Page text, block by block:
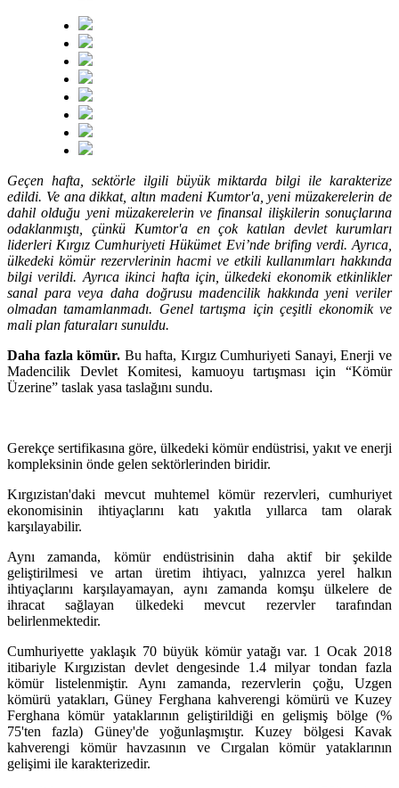
Geçen hafta, sektörle ilgili büyük miktarda bilgi ile karakterize
edildi. Ve ana dikkat, altın madeni Kumtor'a, yeni müzakerelerin de
dahil olduğu yeni müzakerelerin ve finansal ilişkilerin sonuçlarına
odaklanmıştı, çünkü Kumtor'a en çok katılan devlet kurumları
liderleri Kırgız Cumhuriyeti Hükümet Evi’nde brifing verdi. Ayrıca,
ülkedeki kömür rezervlerinin hacmi ve etkili kullanımları hakkında
bilgi verildi. Ayrıca ikinci hafta için, ülkedeki ekonomik etkinlikler
sanal para veya daha doğrusu madencilik hakkında yeni veriler
olmadan tamamlanmadı. Genel tartışma için çeşitli ekonomik ve
mali plan faturaları sunuldu.
Daha fazla kömür. Bu hafta, Kırgız Cumhuriyeti Sanayi, Enerji ve
Madencilik Devlet Komitesi, kamuoyu tartışması için “Kömür
Üzerine” taslak yasa taslağını sundu.
Gerekçe sertifikasına göre, ülkedeki kömür endüstrisi, yakıt ve enerji
kompleksinin önde gelen sektörlerinden biridir.
Kırgızistan'daki mevcut muhtemel kömür rezervleri, cumhuriyet
ekonomisinin ihtiyaçlarını katı yakıtla yıllarca tam olarak
karşılayabilir.
Aynı zamanda, kömür endüstrisinin daha aktif bir şekilde
geliştirilmesi ve artan üretim ihtiyacı, yalnızca yerel halkın
ihtiyaçlarını karşılayamayan, aynı zamanda komşu ülkelere de
ihracat sağlayan ülkedeki mevcut rezervler tarafından
belirlenmektedir.
Cumhuriyette yaklaşık 70 büyük kömür yatağı var. 1 Ocak 2018
itibariyle Kırgızistan devlet dengesinde 1.4 milyar tondan fazla
kömür listelenmiştir. Aynı zamanda, rezervlerin çoğu, Uzgen
kömürü yatakları, Güney Ferghana kahverengi kömürü ve Kuzey
Ferghana kömür yataklarının geliştirildiği en gelişmiş bölge (%
75'ten fazla) Güney'de yoğunlaşmıştır. Kuzey bölgesi Kavak
kahverengi kömür havzasının ve Cırgalan kömür yataklarının
gelişimi ile karakterizedir.